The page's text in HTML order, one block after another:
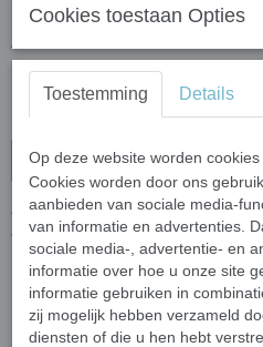
Op voorraad
Aantal
In winkelwagen
Voordeelset bestaande uit een
Verkoelingssjaal Camouflage.
Meer informatie over deze
klikken op de producttitels
Koelpet Kaki (Aqua Coolkeeper)
Cookies toestaan Opties
Toestemming Details
Op deze website worden
Cookies worden door ons
aanbieden van sociale media-
van informatie en advertenties.
sociale media-, advertentie- en
informatie over hoe u onze site
informatie gebruiken in
zij mogelijk hebben verzameld
diensten of die u hen hebt